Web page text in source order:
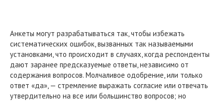
Анкеты могут разрабатываться так, чтобы избежать
систематических ошибок, вызванных так называемыми
установками, что происходит в случаях, когда респонденты
дают заранее предсказуемые ответы, независимо от
содержания вопросов. Молчаливое одобрение, или только
ответ «да», — стремление выражать согласие или отвечать
утвердительно на все или большинство вопросов; но